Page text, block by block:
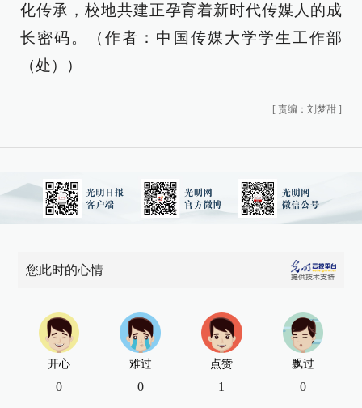
化传承，校地共建正孕育着新时代传媒人的成
长密码。（作者：中国传媒大学学生工作部
（处））
[ 责编：刘梦甜 ]
您此时的心情
开心
0
难过
0
点赞
1
飘过
0